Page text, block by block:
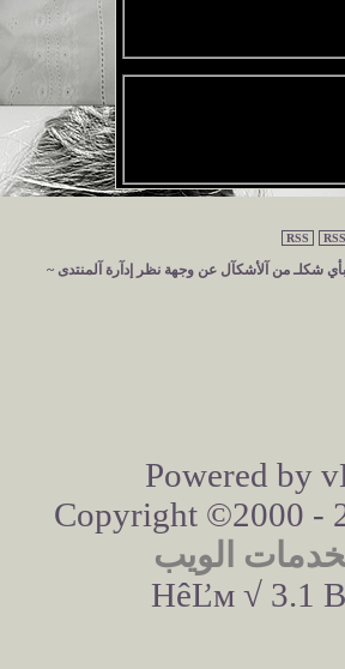
RSS
شكلـ من آلأشكآل عن وجهة نظر إدآرة آلمنتدى ~
Powered by
Copyright ©2000 -
الويب
HêĽм √ 3.1